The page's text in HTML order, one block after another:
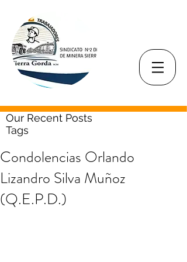
Our Recent Posts
Tags
Condolencias Orlando
Lizandro Silva Muñoz
(Q.E.P.D.)